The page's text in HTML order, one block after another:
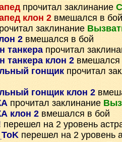
прочитал заклинание
клон 2 вмешался в бой
заклинание
2 вмешался в бой
танкерапрочитал
танкера клон 2 вмешался
гонщик прочитал
гонщик клон 2
прочитал заклинание
клон 2 вмешался в бой
перешел на 2 уровень
перешел на 2 уровень